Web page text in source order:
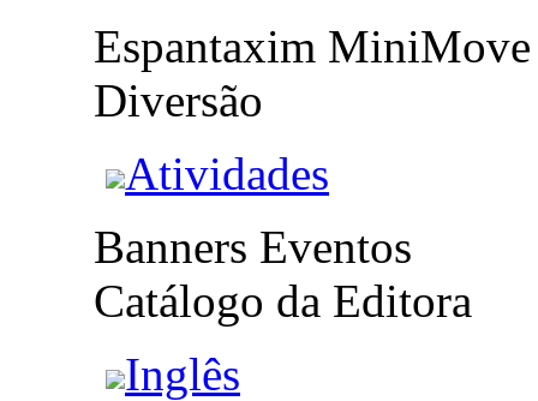
Espantaxim MiniMove
Diversão
Atividades
Banners Eventos
Catálogo da Editora
Inglês